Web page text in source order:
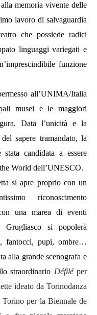
memoria vivente delle
lavoro di salvaguardia
che possiede radici
linguaggi variegati e
funzione
all’UNIMA/Italia
musei e le maggiori
Data l’unicità e la
sapere tramandato, la
candidata a essere
World dell’UNESCO.
si apre proprio con un
riconoscimento
una marea di eventi
si popolerà
fantocci, pupi, ombre…
alla grande scenografa e
straordinario Défilé per
ideato da Torinodanza
Torino per la Biennale de